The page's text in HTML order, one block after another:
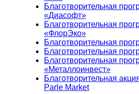
Благотворительная
«Диасофт»
Благотворительная
«ФлорЭко»
Благотворительная
Благотворительная
Благотворительная
«Металлоинвест»
Благотворительная
Parle Market